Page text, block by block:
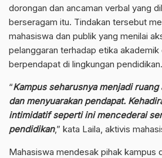
dorongan dan ancaman verbal yang
berseragam itu. Tindakan tersebut
mahasiswa dan publik yang menilai
pelanggaran terhadap etika akademik
berpendapat di lingkungan pendidikan.
“Kampus seharusnya menjadi
dan menyuarakan pendapat.
intimidatif seperti ini mencederai
pendidikan,” kata Laila, aktivis
Mahasiswa mendesak pihak kampus